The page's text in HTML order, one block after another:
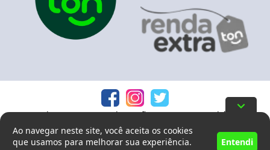
Declaramos, para todos os fins, que este canal é de
titularidade de um Parceiro Renda Ton, que oferece descontos
para aquisição dos produtos e serviços do Ton. Este ambiente
Ao navegar neste site, você aceita os cookies
que usamos para melhorar sua experiência.
Entendi